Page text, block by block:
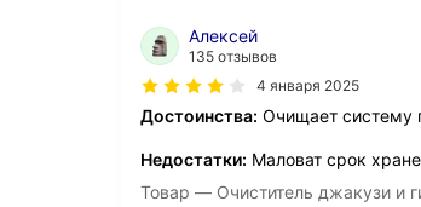
Алексей
135 отзывов
4 января 2025
Достоинства: Очищает систему
Недостатки: Маловат срок
Товар — Очиститель джакузи и